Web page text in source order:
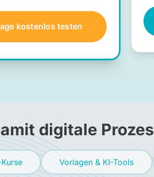
kostenlos testen
digitale
Vorlagen & KI-Tools